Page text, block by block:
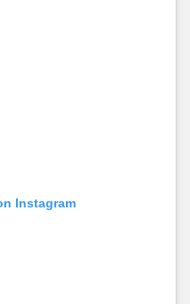
Instagram